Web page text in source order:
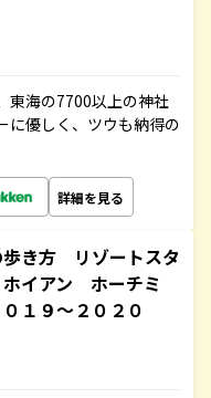
東海の7700以上の神社
に優しく、ツウも納得の
詳細を見る
き方 リゾートスタ
イアン ホーチミ
１９～２０２０